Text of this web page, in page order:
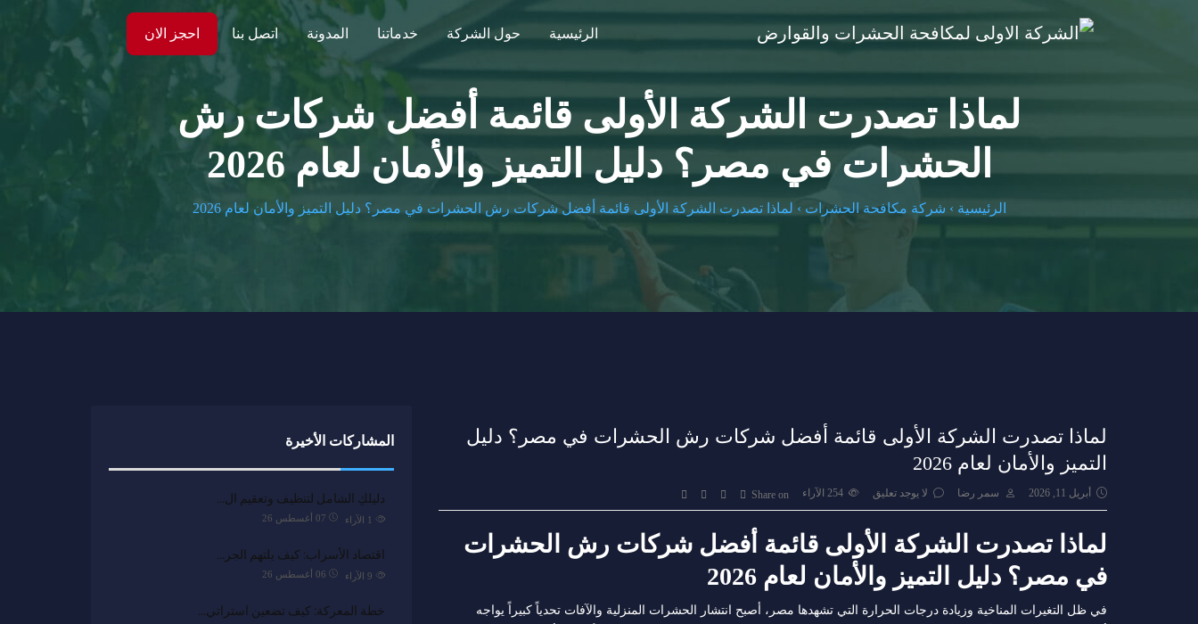
الرئيسية حول الشركة خدماتنا المدونة اتصل بنا احجز الان
لماذا تصدرت الشركة الأولى قائمة أفضل شركات رش
الحشرات في مصر؟ دليل التميز والأمان لعام 2026
الرئيسية › شركة مكافحة الحشرات › لماذا تصدرت الشركة الأولى قائمة أفضل شركات رش الحشرات في مصر؟ دليل التميز والأمان لعام 2026
لماذا تصدرت الشركة الأولى قائمة أفضل شركات رش الحشرات في مصر؟ دليل
التميز والأمان لعام 2026
أبريل 11, 2026 سمر رضا لا يوجد تعليق الآراء Share on
لماذا تصدرت الشركة الأولى قائمة أفضل شركات رش الحشرات
في مصر؟ دليل التميز والأمان لعام 2026
في ظل التغيرات المناخية وزيادة درجات الحرارة التي تشهدها مصر، أصبح انتشار الحشرات المنزلية والآفات تحدياً كبيراً يواجه
المشاركات الأخيرة
دليلكِ الشامل لتنظيف وتعقيم ال…
07 أغسطس 26 الآراء
اقتصاد الأسراب: كيف يلتهم الجر…
06 أغسطس 26 الآراء
خطة المعركة: كيف تضعين استراتي…